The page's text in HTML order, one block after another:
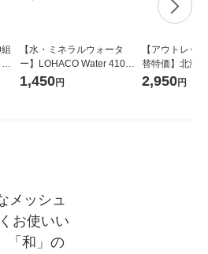
【水・ミネラルウォータ
ー】LOHACO Water 410ml
1箱（20本入）ラベルレス
（イチオシ） オリジナル
1,450円
【アウトレッ
替特価】北海
し 精白米 5kg
米 木徳神糧 オ
2,950円
メッシュ
お使いい
「和」の